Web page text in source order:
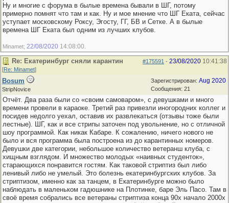
Ну и многие с форума в былые времена бывали в ШГ, потому
примерно помнят что там и как. Ну и мое мнение что ШГ Еката, сейчас
уступает московскому Роксу, Эгосту, ГГ, БВ и Сетке. А в былые
времена ШГ Еката был одним из лучших клубов.
Minamet; 22/08/2020 14:08:00
#175591 - 23/08/2020 10:41:38
Re: Екатеринбург сняли карантин
[Re: Minamet]
Зарегистрирован: Aug 2020
Сообщения: 21
Bosum
StripNovice
Отчёт. Два раза были со «своим самоваром», с девушками и много
времени провели в караоке. Третий раз привезли иногородних коллег и
посидев недолго уехал, оставив их развлекаться (отзывы тоже были
лестные). ШГ, как и все стрипы заточен под увольнение, но с отличной
шоу программой. Как никак Кабаре. К сожалению, ничего нового не
было и вся программа была построена из до карантинных номеров.
Девушки две категории, небольшое количество ветеранш клуба, с
хищным взглядом. И множество молодых «наивных студенток»,
старающихся понравится гостям. Как таковой стриптиз был либо
ленивый либо не умелый. Это болезнь екатеринбургских клубов. За
стриптизом, именно как за танцем, в Екатеринбурге можно было
наблюдать в маленьком гадюшнике на Плотинке, баре Эль Пасо. Там в
своё время собрались все ветераны стриптиза конца 90х начало 2000х